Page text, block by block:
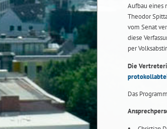
Aufbau eines
Theodor
vom Senat
diese
per
Die
Das